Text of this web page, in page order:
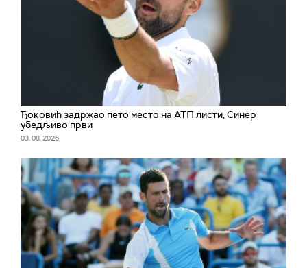
Ђоковић задржао пето место на АТП листи, Синер
убедљиво први
03. 08. 2026.